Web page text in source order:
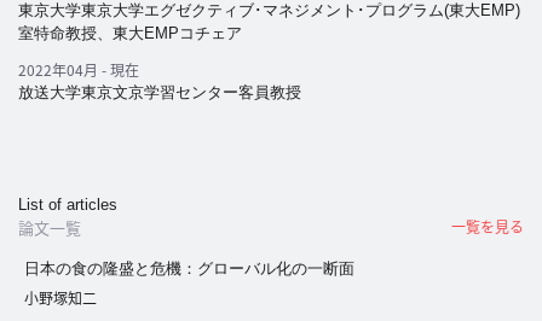
講
義
開
催/
一
東京大学東京大学エグゼクティブ･マネジメント･プログラム(東大EMP)
室特命教授、東大EMPコチェア
2022年04月 - 現在
放送大学東京文京学習センター客員教授
List of articles
論文一覧 一覧を見る
日本の食の隆盛と危機：グローバル化の一断面
小野塚知二